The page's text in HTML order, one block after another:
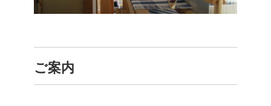
ご案内